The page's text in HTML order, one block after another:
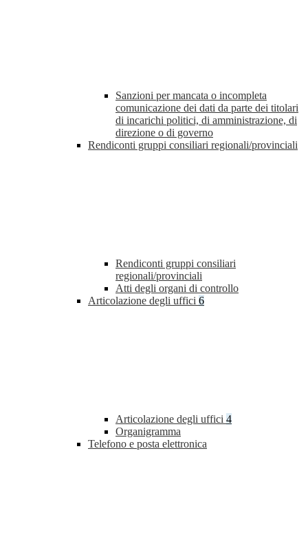
Sanzioni per mancata o incompleta
comunicazione dei dati da parte dei titolari
di incarichi politici, di amministrazione, di
direzione o di governo
Rendiconti gruppi consiliari regionali/provinciali
Rendiconti gruppi consiliari
regionali/provinciali
Atti degli organi di controllo
Articolazione degli uffici 6
Articolazione degli uffici 4
Organigramma
Telefono e posta elettronica